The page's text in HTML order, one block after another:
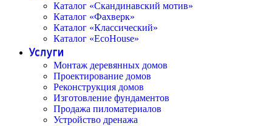
Каталог «Скандинавский мотив»
Каталог «Фахверк»
Каталог «Классический»
Каталог «EcoHouse»
Услуги
Монтаж деревянных домов
Проектирование домов
Реконструкция домов
Изготовление фундаментов
Продажа пиломатериалов
Устройство дренажа